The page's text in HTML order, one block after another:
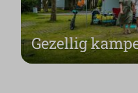
Gezellig